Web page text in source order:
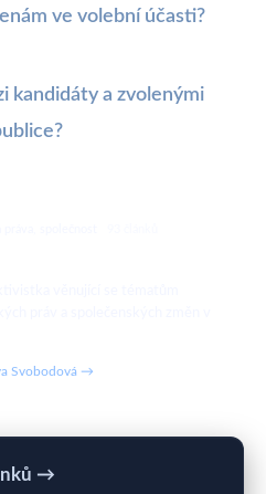
ve volební účasti?
kandidáty a zvolenými
Svobodová →
→